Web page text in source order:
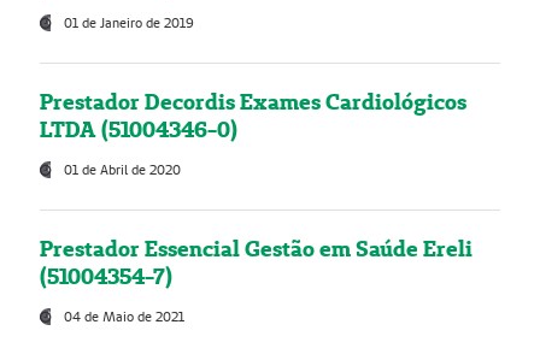
01 de Janeiro de 2019
Prestador Decordis Exames Cardiológicos
LTDA (51004346-0)
01 de Abril de 2020
Prestador Essencial Gestão em Saúde Ereli
(51004354-7)
04 de Maio de 2021